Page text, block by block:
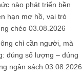
nào phát triển bền
hạn mơ hồ, vai trò
chéo 03.08.2026
chỉ cần người, mà
đúng số lượng – đúng
ngân sách 03.08.2026